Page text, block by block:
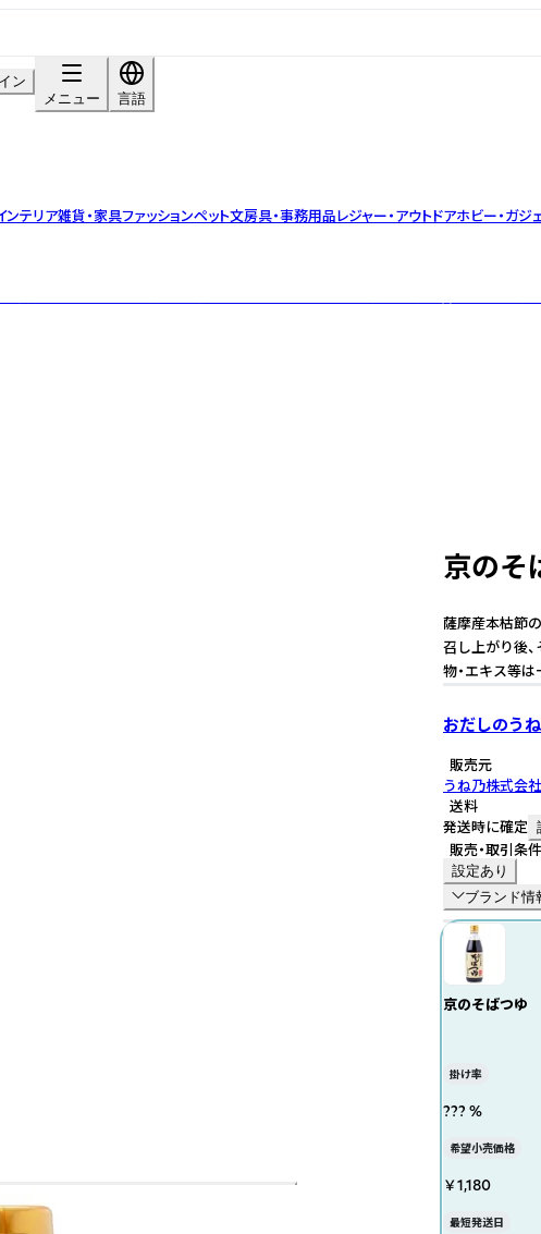
ン
メニュー
言語
ンテリア雑貨・家具ファッションペット文房具・事務用品レジャー・アウトドアホビー・ガジ
京のそ
薩摩産本枯節
召し上がり後
物・エキス等
おだしのう
販売元
うね乃株式会社
送料
発送時に確定
販売・取引条件
設定あり
ブランド情
京のそばつゆ
掛け率
??? %
希望小売価格
￥1,180
最短発送日